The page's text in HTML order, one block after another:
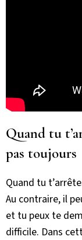
Quand tu
pas toujours
Quand tu
Au contraire, il
et tu peux te
difficile. Dans